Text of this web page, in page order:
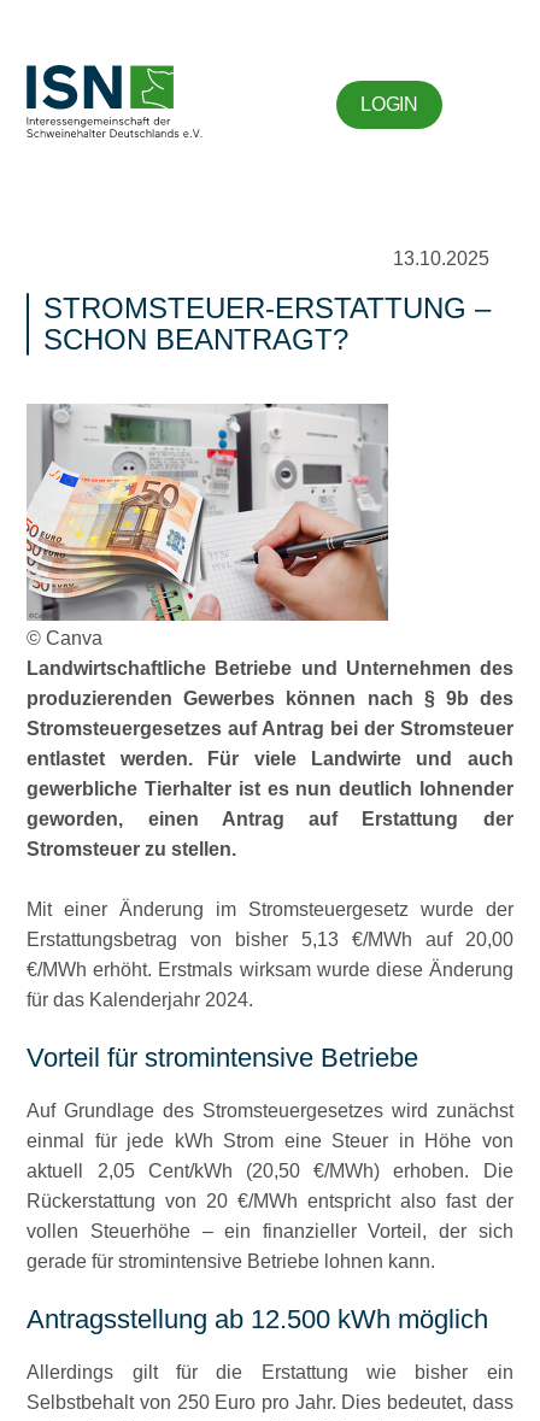
LOGIN
13.10.2025
STROMSTEUER-ERSTATTUNG –
SCHON BEANTRAGT?
© Canva
Landwirtschaftliche Betriebe und Unternehmen des
produzierenden Gewerbes können nach § 9b des
Stromsteuergesetzes auf Antrag bei der Stromsteuer
entlastet werden. Für viele Landwirte und auch
gewerbliche Tierhalter ist es nun deutlich lohnender
geworden, einen Antrag auf Erstattung der
Stromsteuer zu stellen.
Mit einer Änderung im Stromsteuergesetz wurde der
Erstattungsbetrag von bisher 5,13 €/MWh auf 20,00
€/MWh erhöht. Erstmals wirksam wurde diese Änderung
für das Kalenderjahr 2024.
Vorteil für stromintensive Betriebe
Auf Grundlage des Stromsteuergesetzes wird zunächst
einmal für jede kWh Strom eine Steuer in Höhe von
aktuell 2,05 Cent/kWh (20,50 €/MWh) erhoben. Die
Rückerstattung von 20 €/MWh entspricht also fast der
vollen Steuerhöhe – ein finanzieller Vorteil, der sich
gerade für stromintensive Betriebe lohnen kann.
Antragsstellung ab 12.500 kWh möglich
Allerdings gilt für die Erstattung wie bisher ein
Selbstbehalt von 250 Euro pro Jahr. Dies bedeutet, dass